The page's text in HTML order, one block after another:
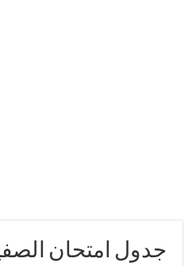
امتحان الصفين